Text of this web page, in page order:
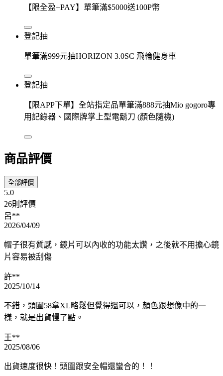
【限全盈+PAY】單筆滿$5000送100P幣
登記抽
單筆滿999元抽HORIZON 3.0SC 飛輪健身車
登記抽
【限APP下單】全站指定品單筆滿888元抽Mio gogoro專
用記錄器、國際牌掌上型電鬍刀 (顏色隨機)
商品評價
全部評價
5.0
26則評價
呂**
2026/04/09
帽子很有質感，鏡片可以內收的功能太讚，之後就不用擔心鏡
片容易被刮傷
許**
2025/10/14
不錯，頭圍58拿XL略鬆但覺得還可以，顏色跟想像中的一
樣，就是出貨慢了點。
王**
2025/08/06
出貨速度很快！頭圍跟安全帽還蠻合的！！